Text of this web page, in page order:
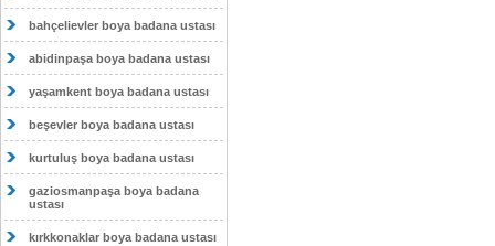
bahçelievler boya badana ustası
abidinpaşa boya badana ustası
yaşamkent boya badana ustası
beşevler boya badana ustası
kurtuluş boya badana ustası
gaziosmanpaşa boya badana
ustası
kırkkonaklar boya badana ustası